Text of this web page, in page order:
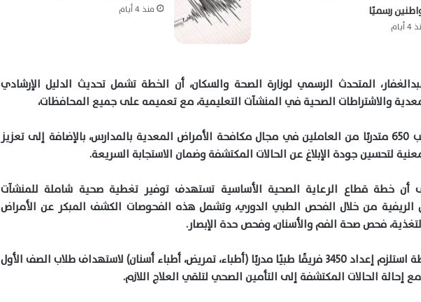
رسميًا
منذ 4 أيام
المتحدث الرسمي لوزارة الصحة والسكان، أن الخطة تشمل تحديث الدليل الإرشادي
والاشتراطات الصحية في المنشآت التعليمية، مع تعميمه على جميع المحافظات،
كما تضمنت الخطة تدريب 650 متدربًا من العاملين في مجال مكافحة الأمراض المعدية بالمدارس، بالإضافة إلى تعزيز
لتحسين جودة الإبلاغ عن الحالات المكتشفة وضمان الاستجابة السريعة.
أن خطة قطاع الرعاية الصحية الأساسية تستهدف توفير تغطية صحية شاملة للمنشآت
الريفية من خلال الفحص الطبي الدوري، وتشمل هذه الفحوصات الكشف المبكر عن الأمراض
فحص صحة الفم والأسنان، وفحص حدة الإبصار.
وقال إن تنفيذ هذه الخطة استلزم إعداد 3450 فريقًا طبيًا مدربًا (أطباء، تمريض، أطباء أسنان) لاستهداف طلاب الصف الأول
إحالة الحالات المكتشفة إلى التأمين الصحي لتلقي العلاج اللازم.